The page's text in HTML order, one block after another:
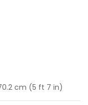
cm (5 ft 7 in)